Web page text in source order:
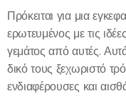
Πρόκειται για μια
ερωτευμένος με τις
γεμάτος από αυτές.
δικό τους ξεχωριστό
ενδιαφέρουσες και